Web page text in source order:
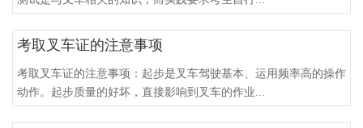
考取叉车证的注意事项
考取叉车证的注意事项：起步是叉车驾驶基本、运用频率高的操作
动作。起步质量的好坏，直接影响到叉车的作业...